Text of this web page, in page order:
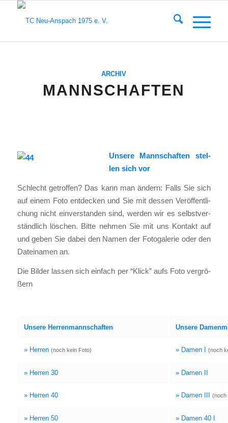
ARCHIV
MANNSCHAFTEN
Unse­re Mann­schaf­ten stel­
len sich vor
Schlecht getrof­fen? Das kann man ändern: Falls Sie sich
auf einem Foto ent­de­cken und Sie mit des­sen Ver­öf­fent­li­
chung nicht ein­ver­stan­den sind, wer­den wir es selbst­ver­
ständ­lich löschen. Bit­te neh­men Sie mit uns Kon­takt auf
und geben Sie dabei den Namen der Foto­ga­le­rie oder den
Datei­na­men an.
Die Bil­der las­sen sich ein­fach per “Klick” aufs Foto ver­grö­
ßern
Unse­re Her­ren­mann­schaf­ten Unse­re
» Her­ren (noch kein Foto) » Damen I (noch
» Her­ren 30 » Damen II
» Her­ren 40 » Damen III (noch
» Her­ren 50 » Damen 40 I